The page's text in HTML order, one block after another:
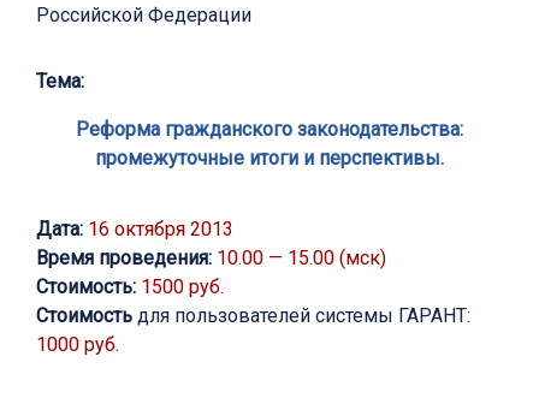
Российской Федерации
Тема:
Реформа гражданского законодательства:
промежуточные итоги и перспективы.
Дата: 16 октября 2013
Время проведения: 10.00 — 15.00 (мск)
Стоимость: 1500 руб.
Стоимость для пользователей системы ГАРАНТ:
1000 руб.